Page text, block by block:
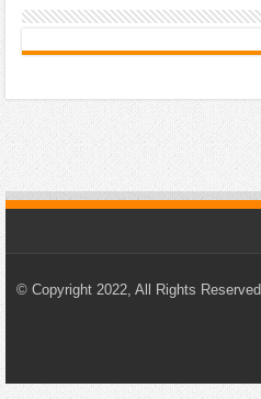
© Copyright 2022, All Rights Reserved